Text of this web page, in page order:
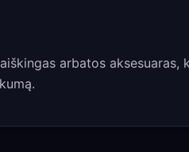
arbatos